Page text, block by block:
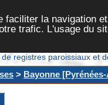
faciliter la navigation
trafic. L'usage du
registres paroissiaux et
> Bayonne